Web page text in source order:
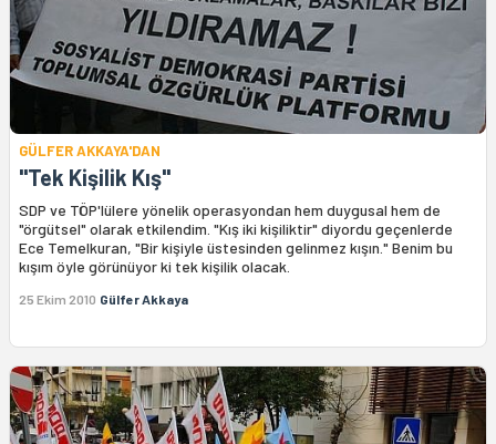
GÜLFER AKKAYA'DAN
"Tek Kişilik Kış"
SDP ve TÖP'lülere yönelik operasyondan hem duygusal hem de
"örgütsel" olarak etkilendim. "Kış iki kişiliktir" diyordu geçenlerde
Ece Temelkuran, "Bir kişiyle üstesinden gelinmez kışın." Benim bu
kışım öyle görünüyor ki tek kişilik olacak.
25 Ekim 2010 Gülfer Akkaya